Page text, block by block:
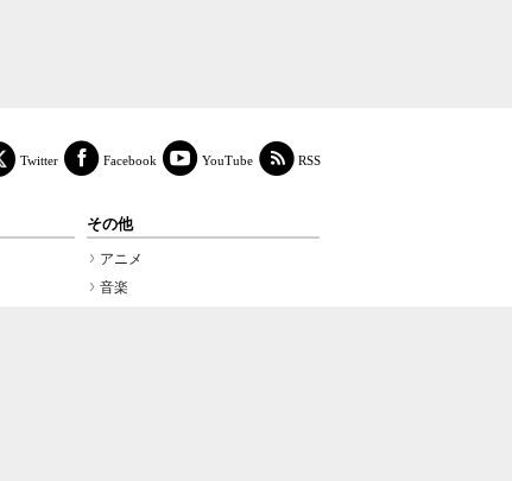
その他
アニメ
音楽
Twitter Facebook YouTube RSS